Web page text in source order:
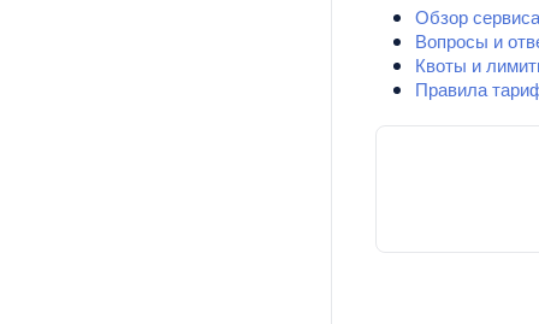
Обзор
Вопросы и
Квоты и
Правила